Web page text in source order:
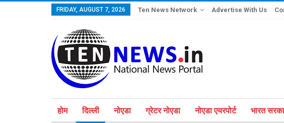
FRIDAY, AUGUST 7, 2026 Ten News Network Advertise With Us
होम दिल्ली नोएडा ग्रेटर नोएडा नोएडा एयरपोर्ट भारत